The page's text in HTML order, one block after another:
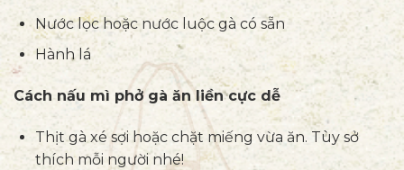
Nước lọc hoặc nước luộc gà có sẵn
Hành lá
Cách nấu mì phở gà ăn liền cực dễ
Thịt gà xé sợi hoặc chặt miếng vừa ăn. Tùy sở
thích mỗi người nhé!